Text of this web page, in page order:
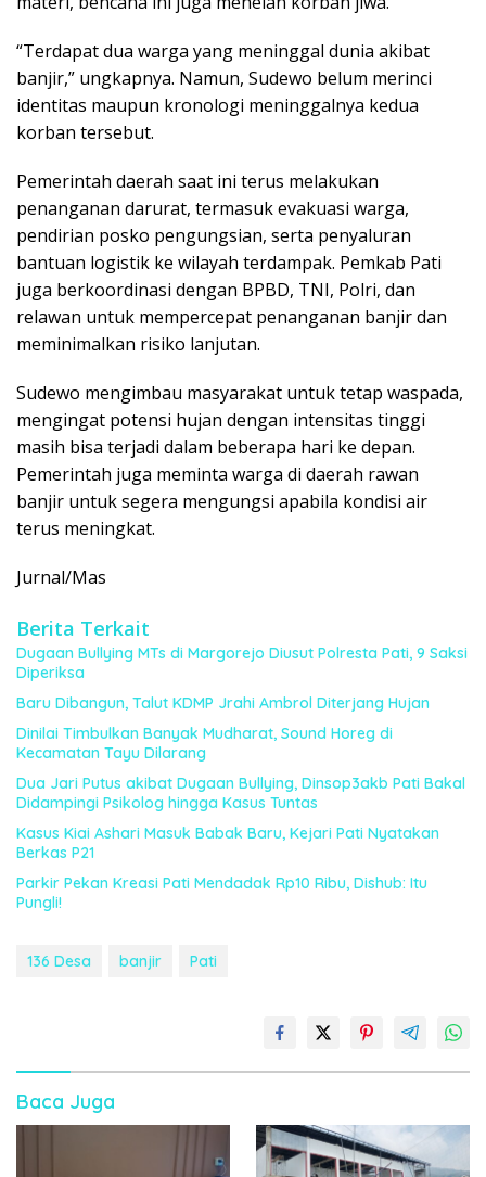
“Terdapat dua warga yang meninggal dunia akibat
banjir,” ungkapnya. Namun, Sudewo belum merinci
identitas maupun kronologi meninggalnya kedua
korban tersebut.
Pemerintah daerah saat ini terus melakukan
penanganan darurat, termasuk evakuasi warga,
pendirian posko pengungsian, serta penyaluran
bantuan logistik ke wilayah terdampak. Pemkab Pati
juga berkoordinasi dengan BPBD, TNI, Polri, dan
relawan untuk mempercepat penanganan banjir dan
meminimalkan risiko lanjutan.
Sudewo mengimbau masyarakat untuk tetap waspada,
mengingat potensi hujan dengan intensitas tinggi
masih bisa terjadi dalam beberapa hari ke depan.
Pemerintah juga meminta warga di daerah rawan
banjir untuk segera mengungsi apabila kondisi air
terus meningkat.
Jurnal/Mas
Berita Terkait
Dugaan Bullying MTs di Margorejo Diusut Polresta Pati, 9 Saksi
Diperiksa
Baru Dibangun, Talut KDMP Jrahi Ambrol Diterjang Hujan
Dinilai Timbulkan Banyak Mudharat, Sound Horeg di
Kecamatan Tayu Dilarang
Dua Jari Putus akibat Dugaan Bullying, Dinsop3akb Pati Bakal
Didampingi Psikolog hingga Kasus Tuntas
Kasus Kiai Ashari Masuk Babak Baru, Kejari Pati Nyatakan
Berkas P21
Parkir Pekan Kreasi Pati Mendadak Rp10 Ribu, Dishub: Itu
Pungli!
136 Desa banjir Pati
Baca Juga